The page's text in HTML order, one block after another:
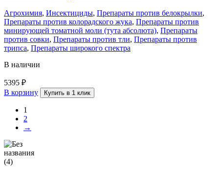
Агрохимия, Инсектициды, Препараты против белокрылки,
Препараты против колорадского жука, Препараты против
минирующей томатной моли (тута абсолюта), Препараты
против совки, Препараты против тли, Препараты против
трипса, Препараты широкого спектра
В наличии
5395 ₽
В корзину
Купить в 1 клик
1
2
→